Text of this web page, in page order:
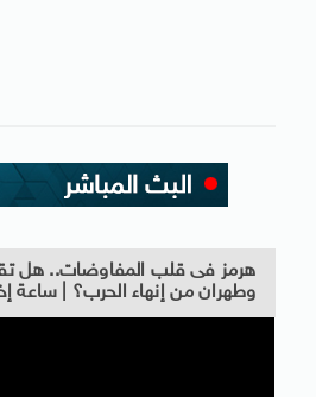
هرمز فى قلب المفاوضات.. هل
وطهران من إنهاء الحرب؟ | ساعة